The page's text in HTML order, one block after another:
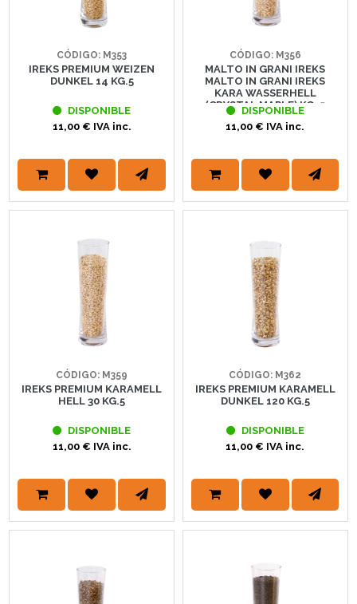
CÓDIGO: M353
IREKS PREMIUM WEIZEN
DUNKEL 14 KG.5
DISPONIBLE
11,00 € IVA inc.
CÓDIGO: M356
MALTO IN GRANI IREKS
MALTO IN GRANI IREKS
KARA WASSERHELL
(CRYSTAL MAPLE) KG. 5
DISPONIBLE
11,00 € IVA inc.
CÓDIGO: M359
IREKS PREMIUM KARAMELL
HELL 30 KG.5
DISPONIBLE
11,00 € IVA inc.
CÓDIGO: M362
IREKS PREMIUM KARAMELL
DUNKEL 120 KG.5
DISPONIBLE
11,00 € IVA inc.